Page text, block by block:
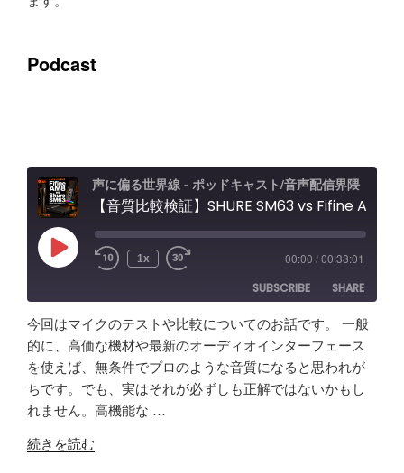
Podcast
声に偏る世界線 - ポッドキャスト/音声配信界隈
Play
Episode 1x 00:00 /00:38:01
SUBSCRIBE
SHARE
Amazon
Apple Podcasts
RSS
Spotify
RSS FEED
SHARE
LINK
EMBED
今回はマイクのテストや比較についてのお話です。 一般
的に、高価な機材や最新のオーディオインターフェース
を使えば、無条件でプロのような音質になると思われが
ちです。でも、実はそれが必ずしも正解ではないかもし
れません。高機能な …
"【音
続きを読む